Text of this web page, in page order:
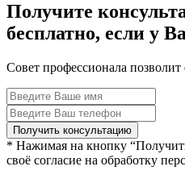
Получите
бесплатно, если у
Совет профессионала
* Нажимая на кнопку
своё согласие на обработку